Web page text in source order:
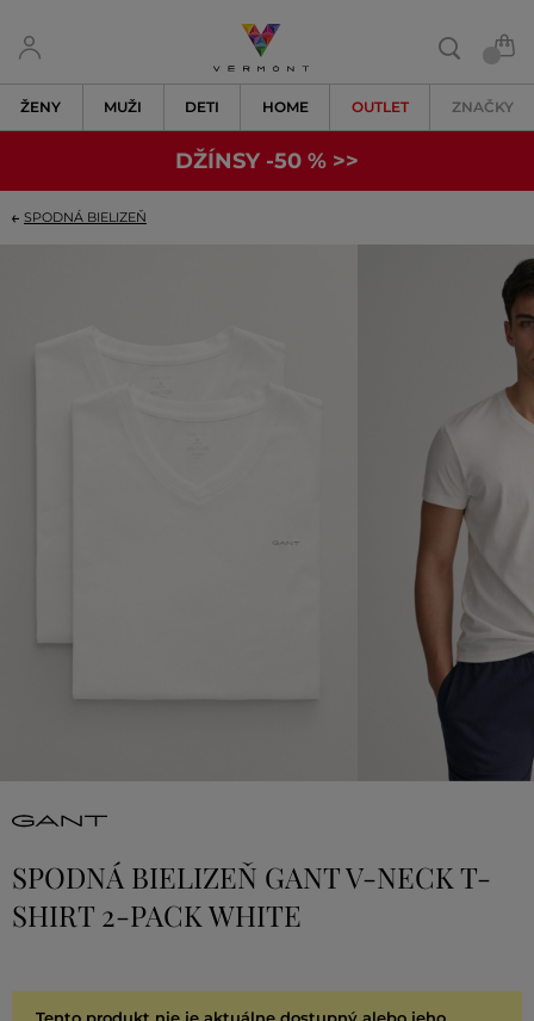
ŽENY MUŽI DETI HOME OUTLET ZNAČKY
DŽÍNSY -50 % >>
SPODNÁ BIELIZEŇ
SPODNÁ BIELIZEŇ GANT V-NECK T-
SHIRT 2-PACK WHITE